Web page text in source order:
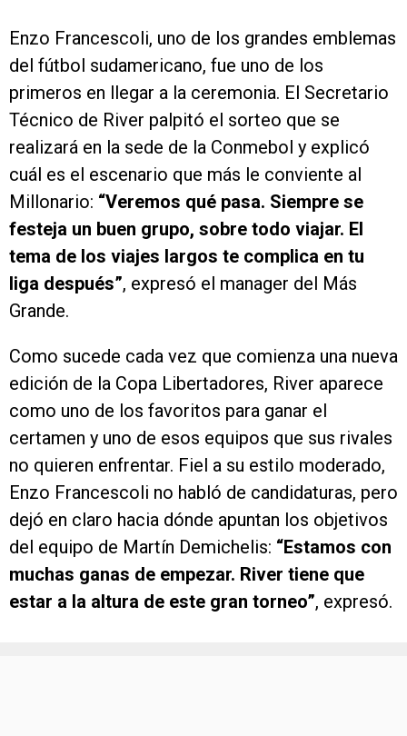
Enzo Francescoli, uno de los grandes emblemas
del fútbol sudamericano, fue uno de los
primeros en llegar a la ceremonia. El Secretario
Técnico de River palpitó el sorteo que se
realizará en la sede de la Conmebol y explicó
cuál es el escenario que más le conviente al
Millonario: “Veremos qué pasa. Siempre se
festeja un buen grupo, sobre todo viajar. El
tema de los viajes largos te complica en tu
liga después”, expresó el manager del Más
Grande.
Como sucede cada vez que comienza una nueva
edición de la Copa Libertadores, River aparece
como uno de los favoritos para ganar el
certamen y uno de esos equipos que sus rivales
no quieren enfrentar. Fiel a su estilo moderado,
Enzo Francescoli no habló de candidaturas, pero
dejó en claro hacia dónde apuntan los objetivos
del equipo de Martín Demichelis: “Estamos con
muchas ganas de empezar. River tiene que
estar a la altura de este gran torneo”, expresó.